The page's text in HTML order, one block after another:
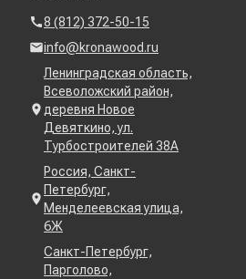
8 (812) 372-50-15
info@kronawood.ru
Ленинградская область,
Всеволожский район,
деревня Новое
Девяткино, ул.
Турбостроителей 38А
Россия, Санкт-
Петербург,
Менделеевская улица,
6Ж
Санкт-Петербург,
Парголово,